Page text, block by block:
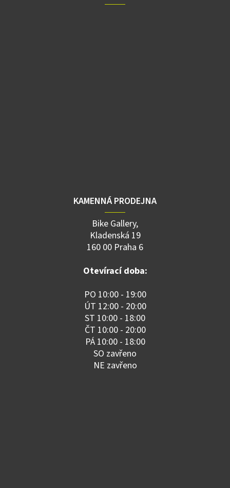
KAMENNÁ PRODEJNA
Bike Gallery,
Kladenská 19
160 00 Praha 6
Otevírací doba:
PO 10:00 - 19:00
ÚT 12:00 - 20:00
ST 10:00 - 18:00
ČT 10:00 - 20:00
PÁ 10:00 - 18:00
SO zavřeno
NE zavřeno